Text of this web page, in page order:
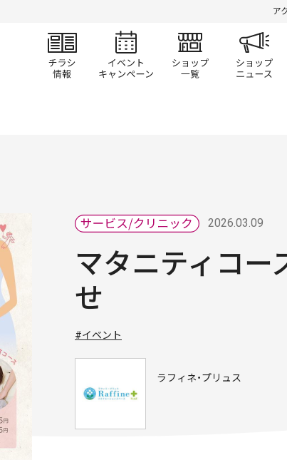
ア
チラシ情報 イベント/キャンペーン
ショップ一覧
2026.03.09
マタニティコー
せ
#イベント
ラフィネ・プリュス